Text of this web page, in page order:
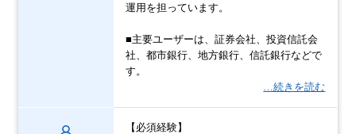
運用を担っています。
■主要ユーザーは、証券会社、投資信託会
社、都市銀行、地方銀行、信託銀行などで
す。
…続きを読む
【必須経験】